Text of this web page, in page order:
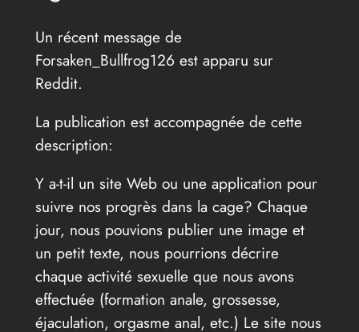
Un récent message de
Forsaken_Bullfrog126 est apparu sur
Reddit.
La publication est accompagnée de cette
description:
Y a-t-il un site Web ou une application pour
suivre nos progrès dans la cage? Chaque
jour, nous pouvions publier une image et
un petit texte, nous pourrions décrire
chaque activité sexuelle que nous avons
effectuée (formation anale, grossesse,
éjaculation, orgasme anal, etc.) Le site nous